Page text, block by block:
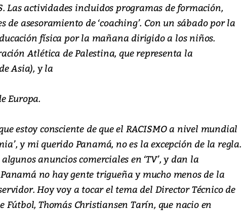
Las actividades incluidos programas de formación,
de asesoramiento de ‘coaching’. Con un sábado por la
física por la mañana dirigido a los niños.
Atlética de Palestina, que representa la
Asia), y la
Europa.
estoy consciente de que el RACISMO a nivel mundial
y mi querido Panamá, no es la excepción de la regla.
anuncios comerciales en ‘TV’, y dan la
no hay gente trigueña y mucho menos de la
Hoy voy a tocar el tema del Director Técnico de
Fútbol, Thomás Christiansen Tarín, que nacio en